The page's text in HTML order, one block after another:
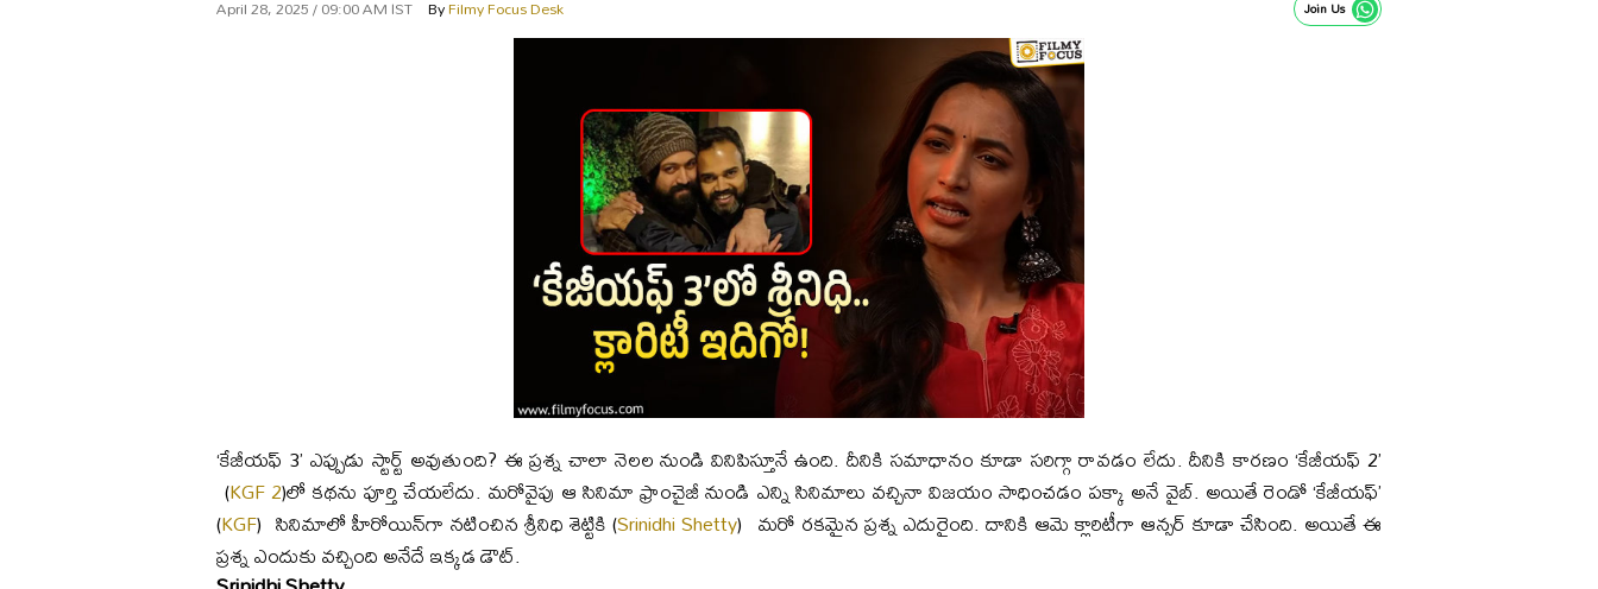
April 28, 2025 / 09:00 AM IST ByFilmy Focus Desk Join Us
‘కేజీయఫ్‌ 3’ ఎప్పుడు స్టార్ట్‌ అవుతుంది? ఈ ప్రశ్న చాలా నెలల నుండి వినిపిస్తూనే ఉంది. దీనికి సమాధానం కూడా సరిగ్గా రావడం లేదు. దీనికి కారణం ‘కేజీయఫ్‌ 2’
(KGF 2)లో కథను పూర్తి చేయలేదు. మరోవైపు ఆ సినిమా ఫ్రాంచైజీ నుండి ఎన్ని సినిమాలు వచ్చినా విజయం సాధించడం పక్కా అనే వైబ్‌. అయితే రెండో ‘కేజీయఫ్‌’
(KGF) సినిమాలో హీరోయిన్‌గా నటించిన శ్రీనిధి శెట్టికి (Srinidhi Shetty) మరో రకమైన ప్రశ్న ఎదురైంది. దానికి ఆమె క్లారిటీగా ఆన్సర్‌ కూడా చేసింది. అయితే ఈ
ప్రశ్న ఎందుకు వచ్చింది అనేదే ఇక్కడ డౌట్.